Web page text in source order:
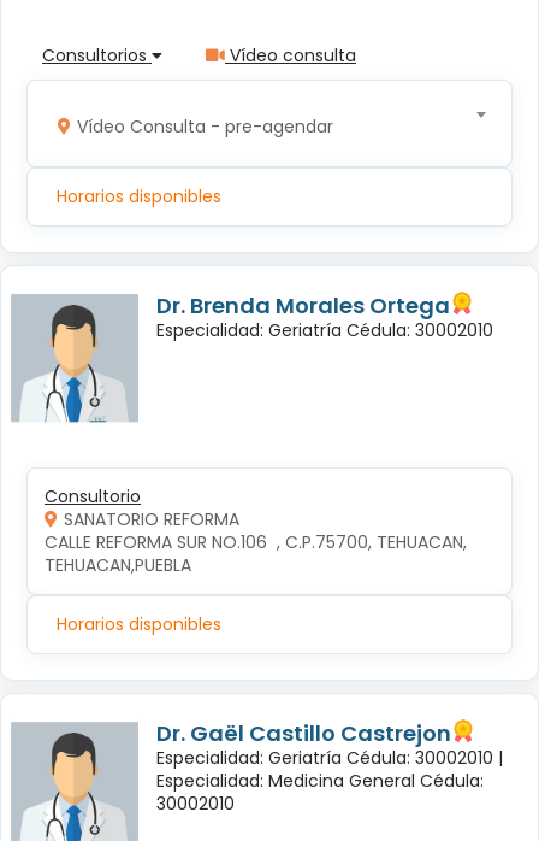
Consultorios Vídeo consulta
Vídeo Consulta - pre-agendar
Horarios disponibles
Dr. Brenda Morales Ortega
Especialidad: Geriatría Cédula: 30002010
Consultorio
SANATORIO REFORMA
CALLE REFORMA SUR NO.106  , C.P.75700, TEHUACAN,
TEHUACAN,PUEBLA
Horarios disponibles
Dr. Gaël Castillo Castrejon
Especialidad: Geriatría Cédula: 30002010 |
Especialidad: Medicina General Cédula:
30002010